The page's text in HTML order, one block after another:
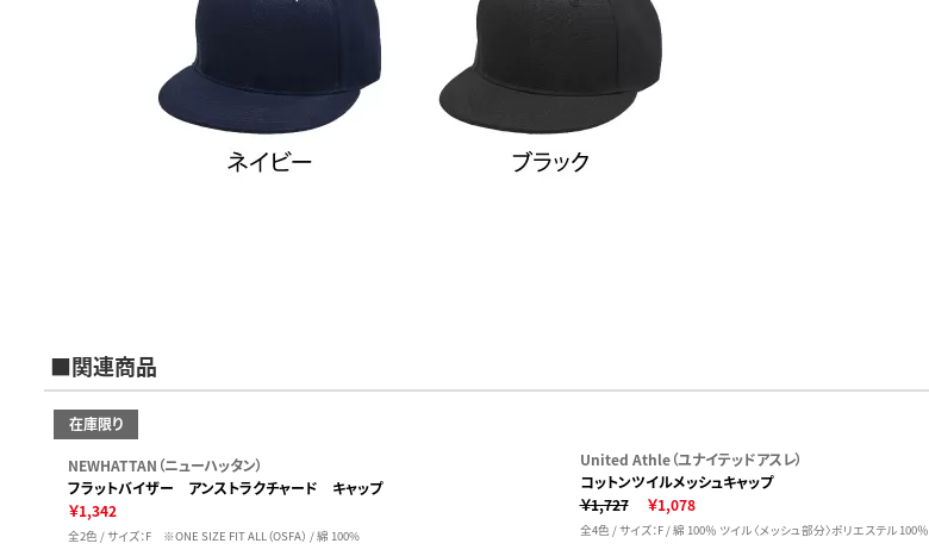
■関連商品
在庫限り
NEWHATTAN（ニューハッタン）
フラットバイザー アンストラクチャード キャップ
￥1,342
全2色 / サイズ：F ※ONE SIZE FIT ALL（OSFA） / 綿 100%
United Athle（ユナイテッドアスレ）
コットンツイルメッシュキャップ
￥1,727
￥1,078
全4色 / サイズ：F / 綿 100％ ツイル 〈メッシュ部分〉ポリエステル 100％